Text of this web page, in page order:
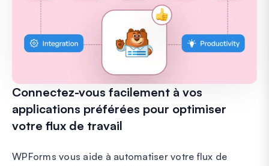
Connectez-vous facilement à vos
applications préférées pour optimiser
votre flux de travail
WPForms vous aide à automatiser votre flux de